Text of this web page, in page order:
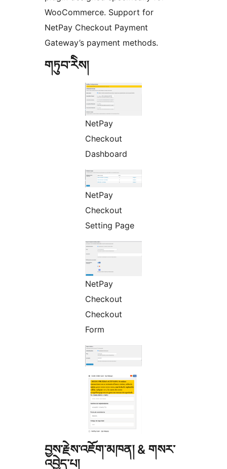
WooCommerce. Support for
NetPay Checkout Payment
Gateway’s payment methods.
གཏུབ་རེིས།
NetPay
Checkout
Dashboard
NetPay
Checkout
Setting Page
NetPay
Checkout
Checkout
Form
བྱས་རྗེས་འཇོག་མཁན། & གསར་
འབྱེད་པ།